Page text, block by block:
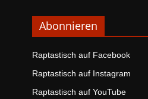
Abonnieren
Raptastisch auf Facebook
Raptastisch auf Instagram
Raptastisch auf YouTube